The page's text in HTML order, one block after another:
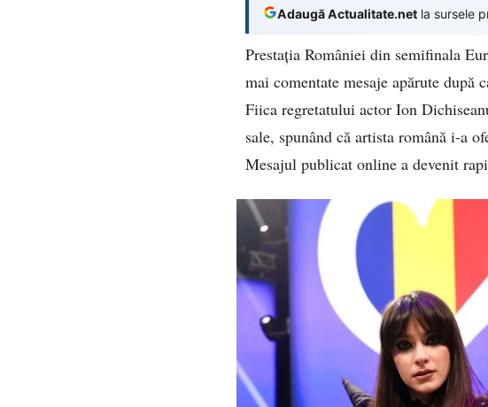
Adaugă Actualitate.net la sursele
Prestația României din semifinala
mai comentate mesaje apărute după
Fiica regretatului actor Ion
sale, spunând că artista română i-a
Mesajul publicat online a devenit